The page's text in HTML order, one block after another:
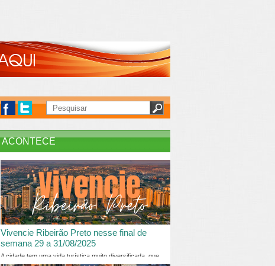
ACONTECE
Vivencie Ribeirão Preto nesse final de
semana 29 a 31/08/2025
A cidade tem uma vida turística muito diversificada, que